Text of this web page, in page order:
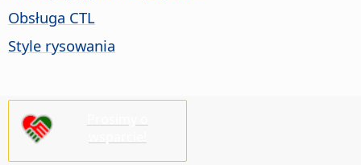
Obsługa CTL
Style rysowania